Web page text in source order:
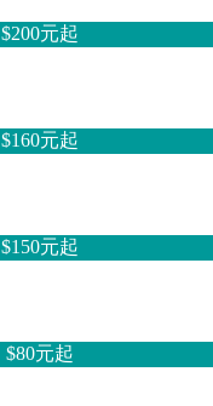
$200元起
$160元起
$150元起
$80元起